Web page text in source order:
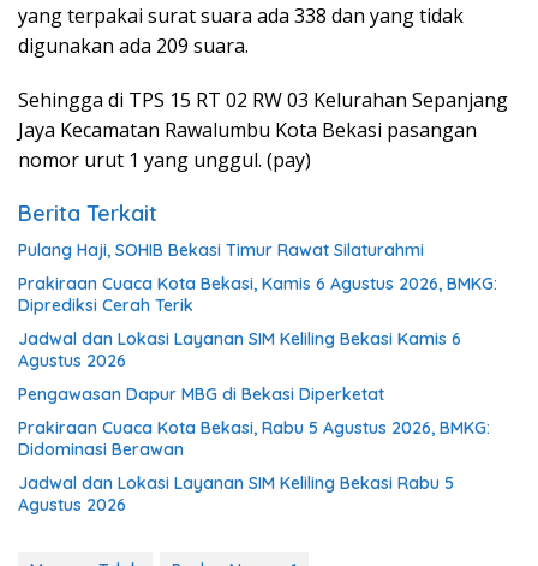
yang terpakai surat suara ada 338 dan yang tidak
digunakan ada 209 suara.
Sehingga di TPS 15 RT 02 RW 03 Kelurahan Sepanjang
Jaya Kecamatan Rawalumbu Kota Bekasi pasangan
nomor urut 1 yang unggul. (pay)
Berita Terkait
Pulang Haji, SOHIB Bekasi Timur Rawat Silaturahmi
Prakiraan Cuaca Kota Bekasi, Kamis 6 Agustus 2026, BMKG:
Diprediksi Cerah Terik
Jadwal dan Lokasi Layanan SIM Keliling Bekasi Kamis 6
Agustus 2026
Pengawasan Dapur MBG di Bekasi Diperketat
Prakiraan Cuaca Kota Bekasi, Rabu 5 Agustus 2026, BMKG:
Didominasi Berawan
Jadwal dan Lokasi Layanan SIM Keliling Bekasi Rabu 5
Agustus 2026